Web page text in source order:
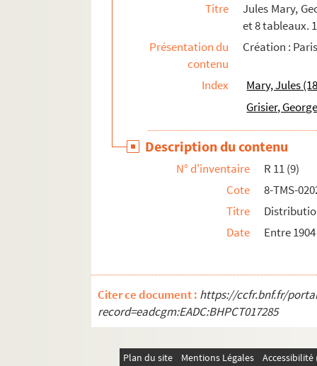
André Bisson. Le rosaire : pièce en 3 actes
Max Maurey. Rosalie : comédie en 1 acte.
Lambert Thiboust, Aurélien Scholl.
Auguste Dorchain. Rose d'Automne :
Jacques Deval. La rose de septembre :
Ernest Blum. Rose Michel : drame en 5 actes.
Claiville, Théodore Barrière. Rosière et
Henri Duvernois. Rouge : comédie en 3
Charles Esquier. Roulbosse le saltimbanque
Jules Mary, Emile Rochard. Roule-ta-
Henri Meilhac, Ludovic Halévy et Albert
Pierre Decourcelle, André Maurel. La rue du
Wolff, Pierre. Le ruisseau : comédie en 3
André Roussin. Rupture : comédie en 1 acte.
Titre
Jules Mary,
et 8 tableaux.
Présentation du
contenu
Création :
Index
Mary, Jules
Grisier,
Description du contenu
N° d'inventaire
R 11 (9)
Cote
8-TMS-
Titre
Date
Entre
Citer ce document : https://ccfr.bnf.fr/
record=eadcgm:EADC:BHPCT017285
Plan du site Mentions Légales